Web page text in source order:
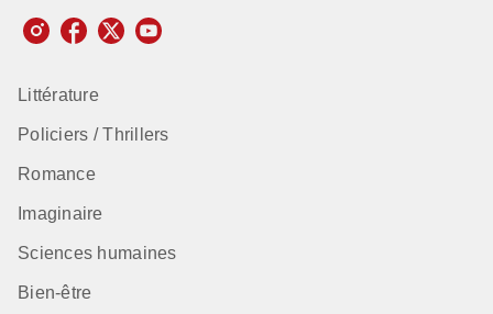
Littérature
Policiers / Thrillers
Romance
Imaginaire
Sciences humaines
Bien-être